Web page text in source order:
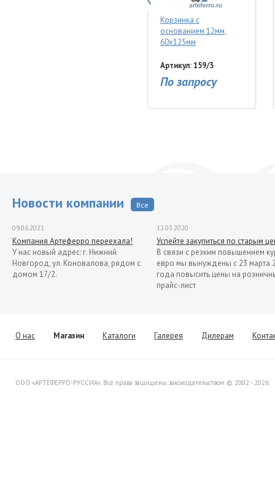
Корзинка с
основанием 12мм,
60х125мм
Артикул: 159/3
По запросу
Новости компании Все
09.06.2021
Компания Артеферро переехала!
У нас новый адрес: г. Нижний
Новгород, ул. Коновалова, рядом с
домом 17/2.
12.03.2020
Успейте закупиться по старым
В связи с резким повышением
евро мы вынуждены с 23 марта
года повысить цены на
прайс-лист
Уважаемые клиенты! Представляем
Вашему вниманию распродажу
О нас Магазин Каталоги Галерея Дилерам
ООО «АРТЕФЕРРО-РУССИА». Все права защищены законодательством © 2002 - 2026